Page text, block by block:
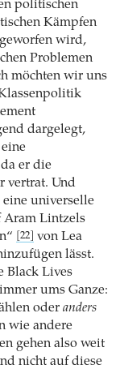
politischen
Kämpfen
wird,
Problemen
möchten wir uns
dargelegt,
er die
vertrat. Und
universelle
Aram Lintzels
[22]
von Lea
lässt.
Black Lives
ums Ganze:
oder anders
wie andere
gehen also weit
nicht auf diese